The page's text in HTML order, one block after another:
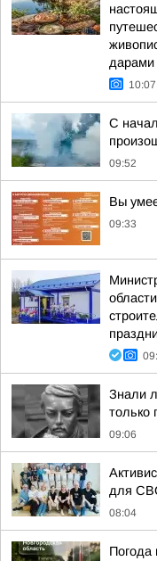
дарами
10:07
С
09:52
Вы
09:33
Знали
только
09:06
для
08:04
Погода